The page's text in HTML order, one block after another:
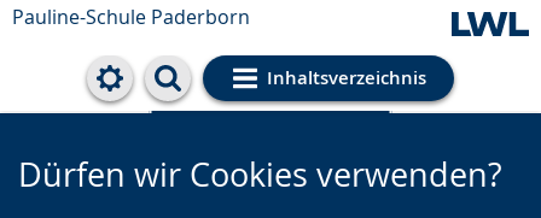
Pauline-Schule Paderborn
Inhaltsverzeichnis
Cookie-Einstellungen
Dürfen wir Cookies verwenden?